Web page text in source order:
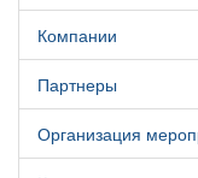
Компании
Партнеры
Организация